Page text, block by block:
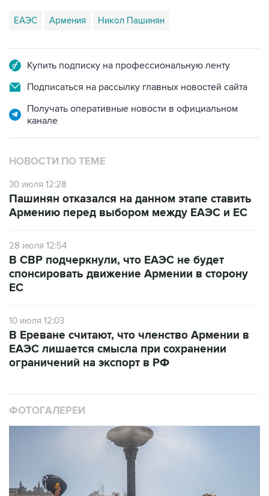
ЕАЭС Армения Никол Пашинян
Купить подписку на профессиональную ленту
Подписаться на рассылку главных новостей сайта
Получать оперативные новости в официальном
канале
НОВОСТИ ПО ТЕМЕ
30 июля 12:28
Пашинян отказался на данном этапе ставить
Армению перед выбором между ЕАЭС и ЕС
28 июля 12:54
В СВР подчеркнули, что ЕАЭС не будет
спонсировать движение Армении в сторону
ЕС
10 июля 12:03
В Ереване считают, что членство Армении в
ЕАЭС лишается смысла при сохранении
ограничений на экспорт в РФ
ФОТОГАЛЕРЕИ